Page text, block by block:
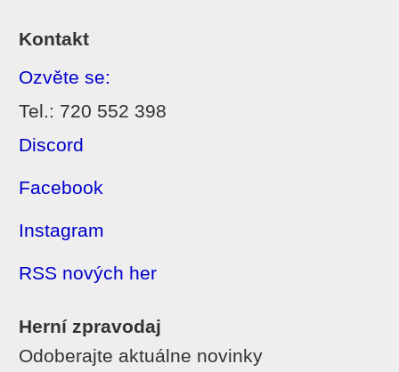
Kontakt
Ozvěte se:
Tel.: 720 552 398
Discord
Facebook
Instagram
RSS nových her
Herní zpravodaj
Odoberajte aktuálne novinky